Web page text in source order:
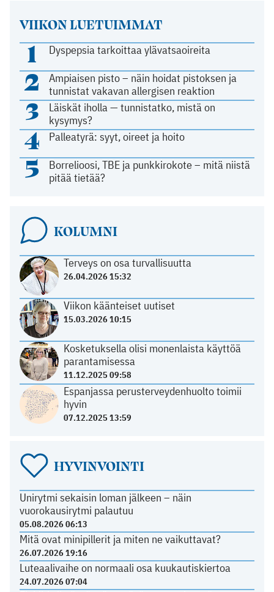
VIIKON LUETUIMMAT
1 Dyspepsia tarkoittaa ylävatsaoireita
2
Ampiaisen pisto – näin hoidat pistoksen ja
tunnistat vakavan allergisen reaktion
3
Läiskät iholla — tunnistatko, mistä on
kysymys?
4 Palleatyrä: syyt, oireet ja hoito
5
Borrelioosi, TBE ja punkkirokote – mitä niistä
pitää tietää?
KOLUMNI
Terveys on osa turvallisuutta
26.04.2026 15:32
Viikon käänteiset uutiset
15.03.2026 10:15
Kosketuksella olisi monenlaista käyttöä
parantamisessa
11.12.2025 09:58
Espanjassa perusterveydenhuolto toimii
hyvin
07.12.2025 13:59
HYVINVOINTI
Unirytmi sekaisin loman jälkeen – näin
vuorokausirytmi palautuu
05.08.2026 06:13
Mitä ovat minipillerit ja miten ne vaikuttavat?
26.07.2026 19:16
Luteaalivaihe on normaali osa kuukautiskiertoa
24.07.2026 07:04